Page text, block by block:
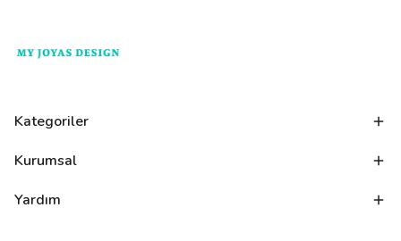
Kategoriler
Kurumsal
Yardım